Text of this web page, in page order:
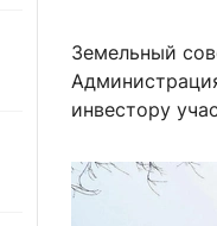
Земельный
инвестору